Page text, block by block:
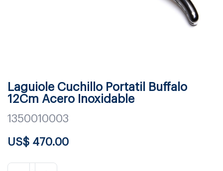
Laguiole Cuchillo Portatil Buffalo
12Cm Acero Inoxidable
1350010003
US$ 470.00